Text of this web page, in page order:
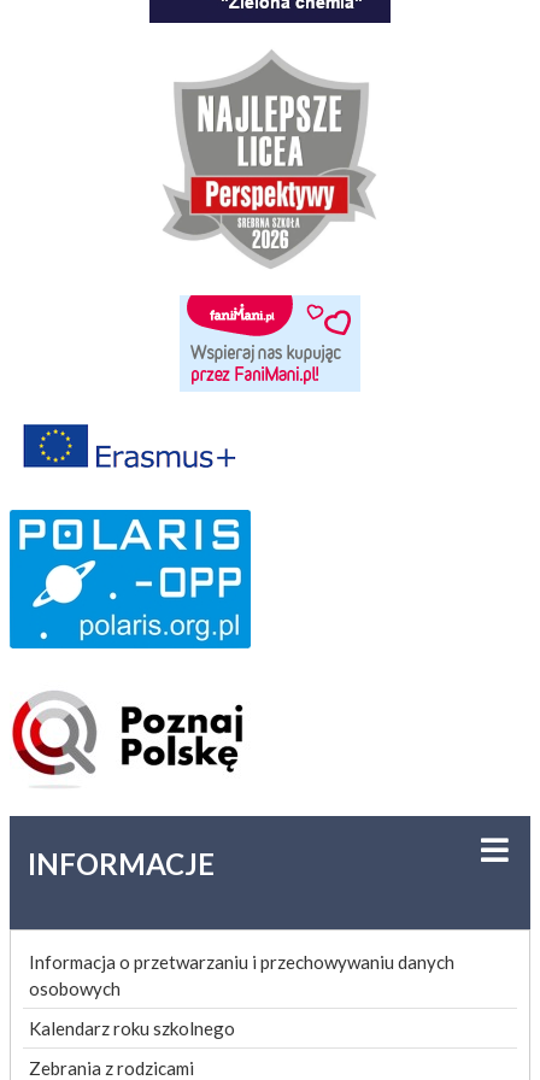
INFORMACJE
Informacja o przetwarzaniu i przechowywaniu danych
osobowych
Kalendarz roku szkolnego
Zebrania z rodzicami